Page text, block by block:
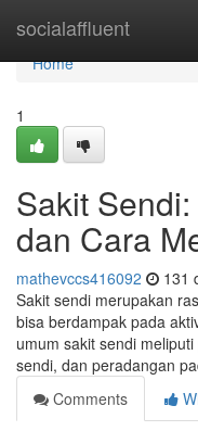
socialaffluent
Home
Home
1
Sakit
dan Cara
mathevccs416092 131
Sakit sendi merupakan
bisa berdampak pada
umum sakit sendi
sendi, dan peradangan
Comments